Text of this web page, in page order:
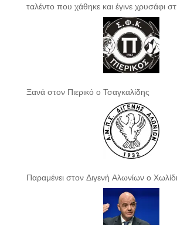
ταλέντο που χάθηκε και έγινε χρυσάφι
Ξανά στον Πιερικό ο Τσαγκαλίδης
Παραμένει στον Διγενή Αλωνίων ο